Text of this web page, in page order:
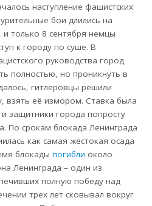
наступление фашистских
бои длились на
только 8 сентября немцы
к городу по суше. В
руководства город
полностью, но проникнуть в
гитлеровцы решили
взять её измором. Ставка была
защитники города попросту
По срокам блокада Ленинграда
как самая жестокая осада
блокадыпогибли около
Ленинграда – один из
полную победу над
трех лет сковывал вокруг